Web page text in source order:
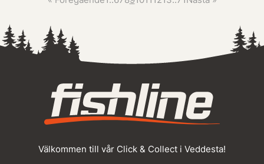
Välkommen till vår Click & Collect i Veddesta!